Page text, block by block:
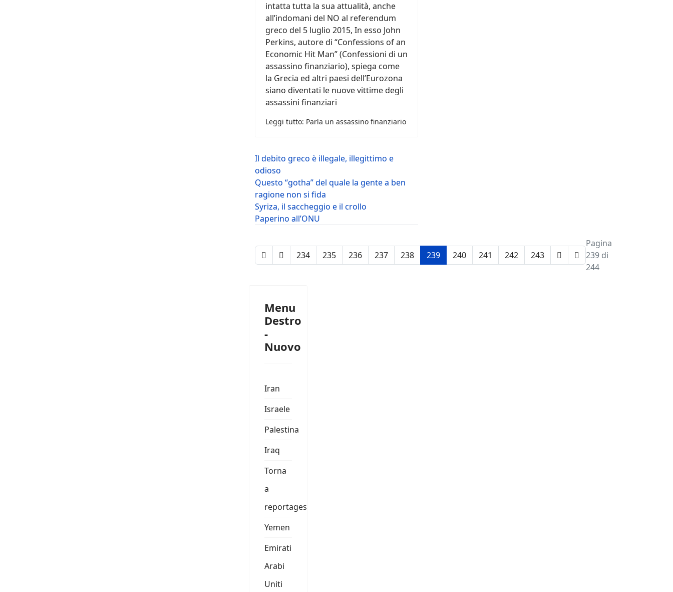
intatta tutta la sua attualità, anche
all’indomani del NO al referendum
greco del 5 luglio 2015, In esso John
Perkins, autore di “Confessions of an
Economic Hit Man” (Confessioni di un
assassino finanziario), spiega come
la Grecia ed altri paesi dell’Eurozona
siano diventati le nuove vittime degli
assassini finanziari
Leggi tutto: Parla un assassino finanziario
Il debito greco è illegale, illegittimo e
odioso
Questo “gotha” del quale la gente a ben
ragione non si fida
Syriza, il saccheggio e il crollo
Paperino all’ONU
234 235 236 237 238 239 240 241 242 243
Pagina
239 di
244
Menu
Destro
-
Nuovo
Iran
Israele
Palestina
Iraq
Torna
a
reportages
Yemen
Emirati
Arabi
Uniti